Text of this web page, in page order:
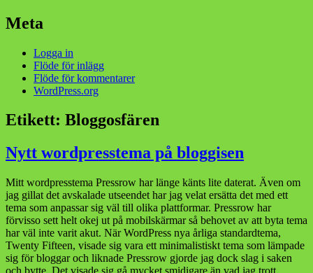
Meta
Logga in
Flöde för inlägg
Flöde för kommentarer
WordPress.org
Etikett: Bloggosfären
Nytt wordpresstema på bloggisen
Mitt wordpresstema Pressrow har länge känts lite daterat. Även om
jag gillat det avskalade utseendet har jag velat ersätta det med ett
tema som anpassar sig väl till olika plattformar. Pressrow har
förvisso sett helt okej ut på mobilskärmar så behovet av att byta tema
har väl inte varit akut. När WordPress nya årliga standardtema,
Twenty Fifteen, visade sig vara ett minimalistiskt tema som lämpade
sig för bloggar och liknade Pressrow gjorde jag dock slag i saken